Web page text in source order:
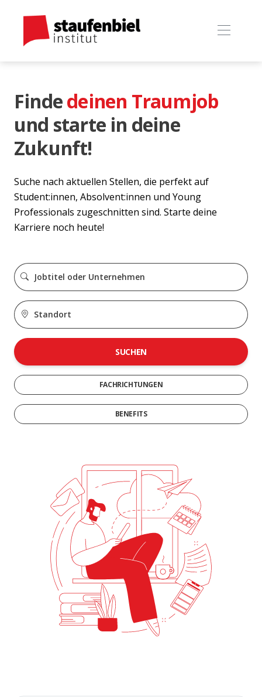
Findedeinen Traumjob
und starte in deine
Zukunft!
Suche nach aktuellen Stellen, die perfekt auf
Student:innen, Absolvent:innen und Young
Professionals zugeschnitten sind. Starte deine
Karriere noch heute!
SUCHEN
FACHRICHTUNGEN
BENEFITS